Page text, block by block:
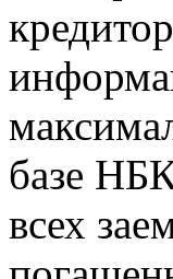
базе
всех